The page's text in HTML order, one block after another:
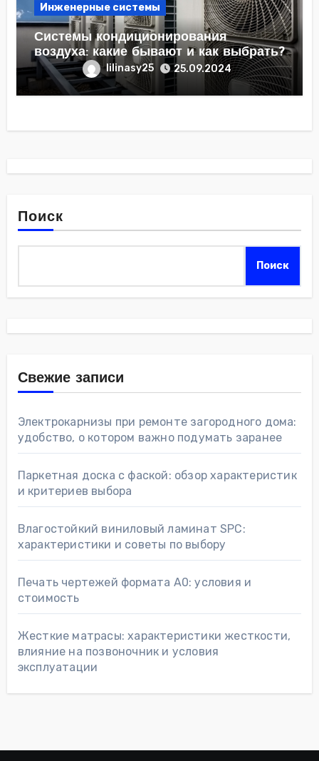
Инженерные системы
Системы кондиционирования
воздуха: какие бывают и как выбрать?
lilinasy25 25.09.2024
Поиск
Поиск
Свежие записи
Электрокарнизы при ремонте загородного дома:
удобство, о котором важно подумать заранее
Паркетная доска с фаской: обзор характеристик
и критериев выбора
Влагостойкий виниловый ламинат SPC:
характеристики и советы по выбору
Печать чертежей формата А0: условия и
стоимость
Жесткие матрасы: характеристики жесткости,
влияние на позвоночник и условия
эксплуатации